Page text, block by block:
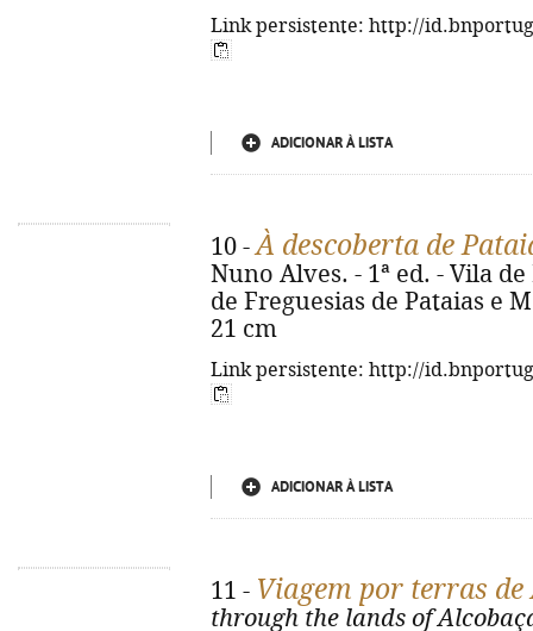
Link persistente: http://
ADICIONAR À LISTA
10 -À descoberta de
Nuno Alves. - 1ª ed. - Vila
de Freguesias de Pataias e
21 cm
Link persistente: http://
ADICIONAR À LISTA
11 - Viagem por terras de
through the lands of